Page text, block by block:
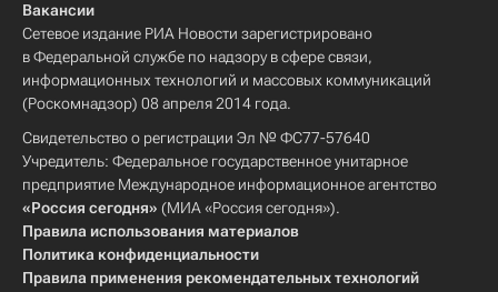
Вакансии
Сетевое издание РИА Новости зарегистрировано
в Федеральной службе по надзору в сфере связи,
информационных технологий и массовых коммуникаций
(Роскомнадзор) 08 апреля 2014 года.
Свидетельство о регистрации Эл № ФС77-57640
Учредитель: Федеральное государственное унитарное
предприятие Международное информационное агентство
«Россия сегодня» (МИА «Россия сегодня»).
Правила использования материалов
Политика конфиденциальности
Правила применения рекомендательных технологий